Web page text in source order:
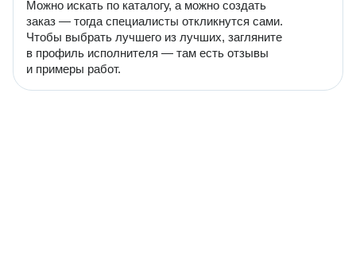
Можно искать по каталогу, а можно создать
заказ — тогда специалисты откликнутся сами.
Чтобы выбрать лучшего из лучших, загляните
в профиль исполнителя — там есть отзывы
и примеры работ.